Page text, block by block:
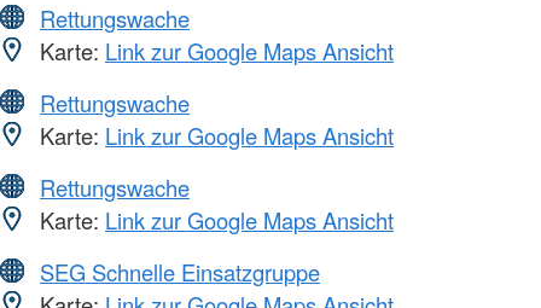
Rettungswache
Karte: Link zur Google Maps Ansicht
Rettungswache
Karte: Link zur Google Maps Ansicht
Rettungswache
Karte: Link zur Google Maps Ansicht
SEG Schnelle Einsatzgruppe